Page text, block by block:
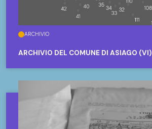
ARCHIVIO
ARCHIVIO DEL COMUNE DI ASIAGO (VI)